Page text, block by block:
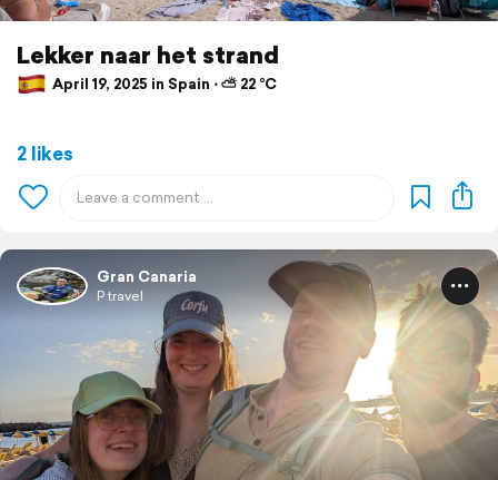
Lekker naar het strand
April 19, 2025 in Spain ⋅ ⛅ 22 °C
2 likes
Gran Canaria
P travel